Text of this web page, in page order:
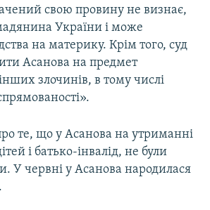
свою провину не визнає,
України і може
на материку. Крім того, суд
Асанова на предмет
злочинів, в тому числі
те, що у Асанова на утриманні
і батько-інвалід, не були
У червні у Асанова народилася